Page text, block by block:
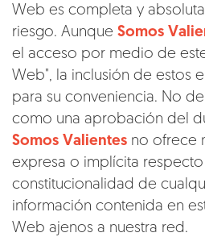
Web es completa y
riesgo. Aunque Somos
el acceso por medio de
Web", la inclusión de estos
para su conveniencia. No
como una aprobación del
Somos Valientes no ofrece
expresa o implícita
constitucionalidad de
información contenida en
Web ajenos a nuestra red.